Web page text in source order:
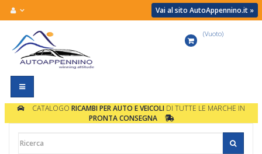
Vai al sito AutoAppennino.it »
Navigazione
Toggle
(Vuoto)
CATALOGO RICAMBI PER AUTO E VEICOLIDI TUTTE LE MARCHE IN
PRONTA CONSEGNA